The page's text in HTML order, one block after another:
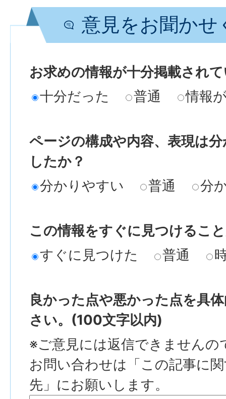
意見をお聞かせ
お求めの情報が十分掲載され
十分だった
普通 情報
ページの構成や内容、表現は
したか？
分かりやすい
普通 分
この情報をすぐに見つけるこ
すぐに見つけた
普通
良かった点や悪かった点を具
さい。(100文字以内)
※ご意見には返信できませんの
お問い合わせは「この記事に
先」にお願いします。